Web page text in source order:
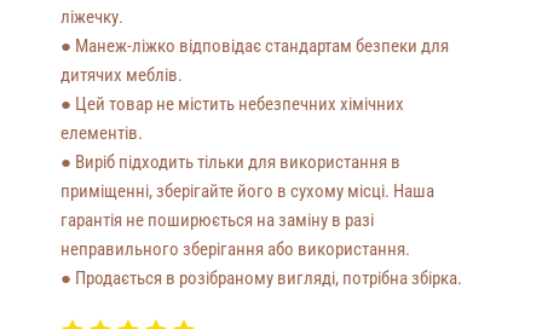
ліжечку.
● Манеж-ліжко відповідає стандартам безпеки для
дитячих меблів.
● Цей товар не містить небезпечних хімічних
елементів.
● Виріб підходить тільки для використання в
приміщенні, зберігайте його в сухому місці. Наша
гарантія не поширюється на заміну в разі
неправильного зберігання або використання.
● Продається в розібраному вигляді, потрібна збірка.